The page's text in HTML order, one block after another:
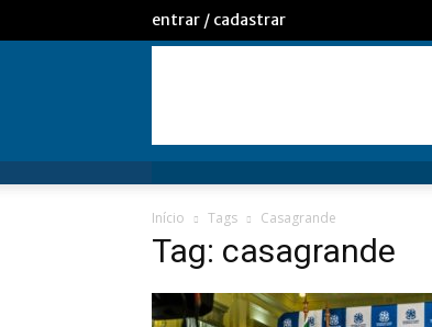
entrar / cadastrar
Início Tags Casagrande
Tag: casagrande